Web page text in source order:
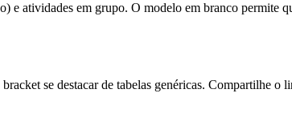
e atividades em grupo. O modelo em branco permite
se destacar de tabelas genéricas. Compartilhe o